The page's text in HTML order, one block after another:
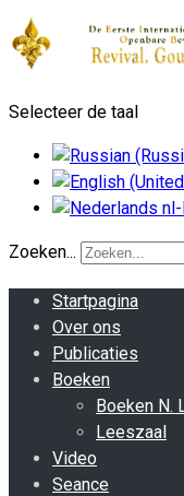
Selecteer de taal
Zoeken...
Startpagina
Over ons
Publicaties
Boeken
Boeken N.
Leeszaal
Video
Seance